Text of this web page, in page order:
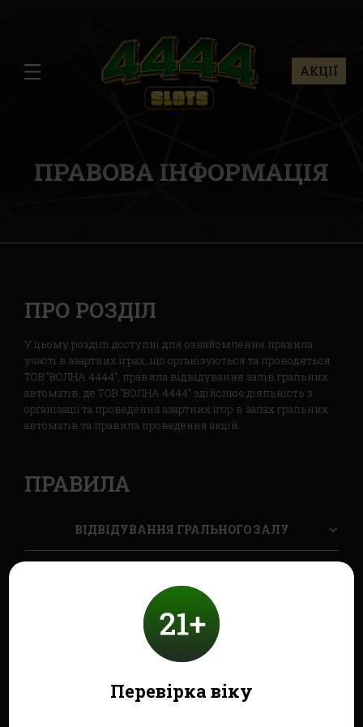
Перевірка віку
АКЦІЇ
ПРАВОВА ІНФОРМАЦІЯ
ПРО РОЗДІЛ
У цьому розділі доступні для ознайомлення правила
участі в азартних іграх, що організуються та проводяться
ТОВ "ВОЛНА 4444", правила відвідування залів гральних
автоматів, де ТОВ "ВОЛНА 4444" здійснює діяльність з
організації та проведення азартних ігор в залах гральних
автоматів та правила проведення акцій.
ПРАВИЛА
ВІДВІДУВАННЯ ГРАЛЬНОГО ЗАЛУ
ОБРОБКА ПЕРСОНАЛЬНИХ ДАНИХ